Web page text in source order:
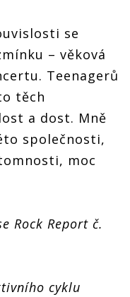
se
– věková
Teenagerů
těch
a dost. Mně
společnosti,
moc
Rock Report č.
cyklu